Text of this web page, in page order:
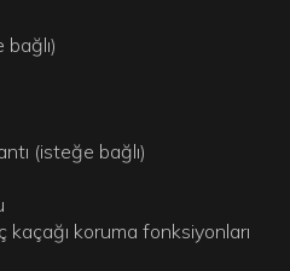
(isteğe bağlı)
kaçağı koruma fonksiyonları